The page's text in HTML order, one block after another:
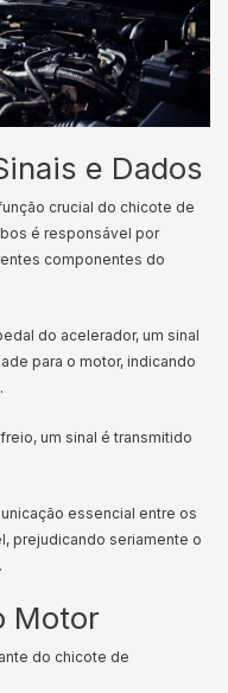
e Dados
crucial do chicote de
é responsável por
componentes do
do acelerador, um sinal
para o motor, indicando
um sinal é transmitido
essencial entre os
prejudicando seriamente o
Motor
do chicote de